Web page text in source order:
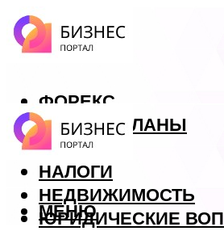
ФОРЕКС
БИЗНЕС ПЛАНЫ
КРЕДИТЫ
НАЛОГИ
НЕДВИЖИМОСТЬ
ЮРИДИЧЕСКИЕ
МЕНЮ